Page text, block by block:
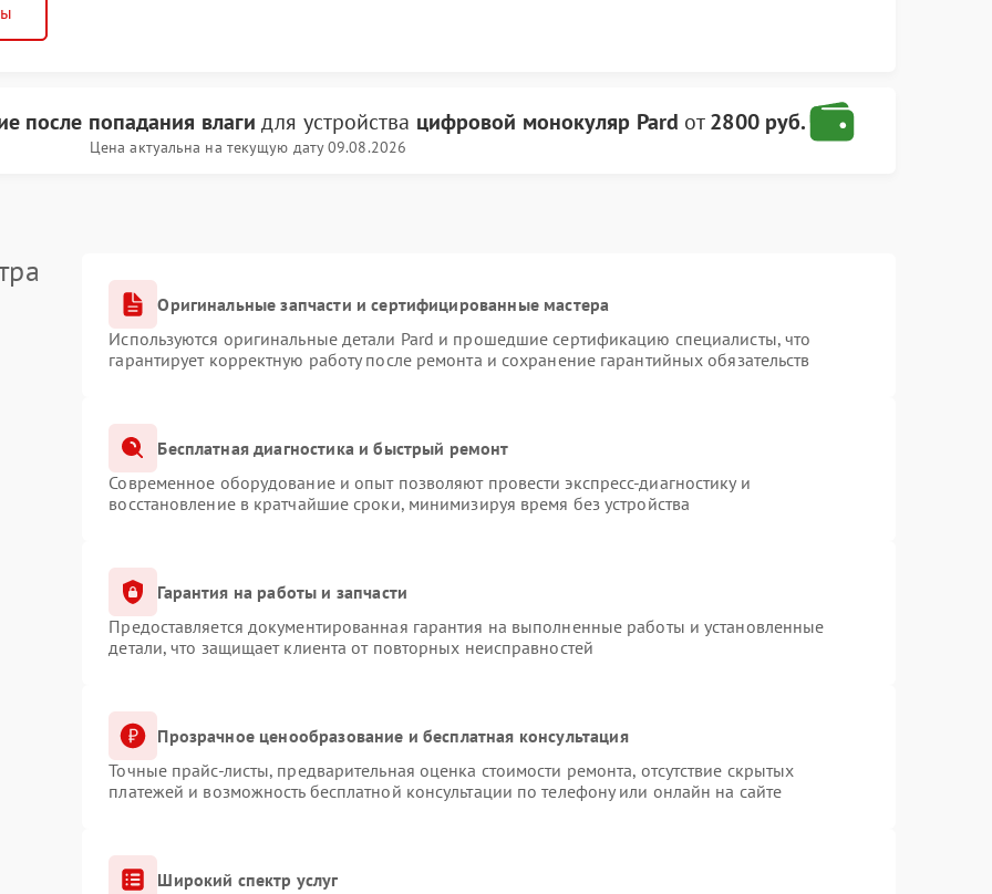
после попадания влаги для устройства цифровой монокуляр Pard от2800 руб.
Цена актуальна на текущую дату 09.08.2026
Оригинальные запчасти и сертифицированные мастера
Используются оригинальные детали Pard и прошедшие сертификацию специалисты, что
гарантирует корректную работу после ремонта и сохранение гарантийных обязательств
Бесплатная диагностика и быстрый ремонт
Современное оборудование и опыт позволяют провести экспресс-диагностику и
восстановление в кратчайшие сроки, минимизируя время без устройства
Гарантия на работы и запчасти
Предоставляется документированная гарантия на выполненные работы и установленные
детали, что защищает клиента от повторных неисправностей
Прозрачное ценообразование и бесплатная консультация
Точные прайс-листы, предварительная оценка стоимости ремонта, отсутствие скрытых
платежей и возможность бесплатной консультации по телефону или онлайн на сайте
Широкий спектр услуг